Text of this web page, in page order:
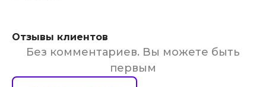
Отзывы клиентов
Без комментариев. Вы можете быть
первым